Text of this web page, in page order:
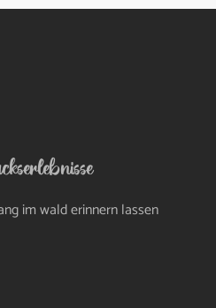
im wald erinnern lassen